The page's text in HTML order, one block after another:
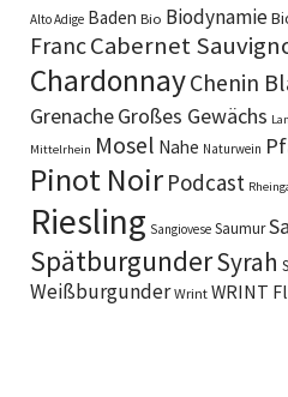
Alto Adige Baden Bio Biodynamie
FrancCabernet
ChardonnayChenin
GrenacheGroßes Gewächs
Mittelrhein Mosel Nahe Naturwein
Pinot Noir Podcast
Riesling Sangiovese Saumur
SpätburgunderSyrah
Weißburgunder Wrint WRINT